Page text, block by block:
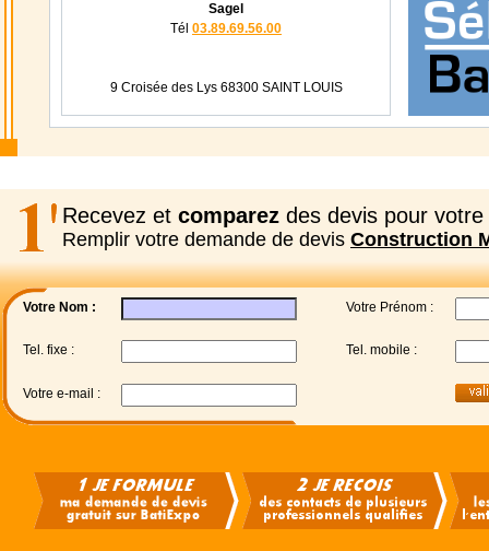
Sagel
Tél 03.89.69.56.00
9 Croisée des Lys 68300 SAINT LOUIS
Recevez et comparez des devis pour votre
Remplir votre demande de devis Construction
Votre Nom : Votre Prénom :
Tel. fixe : Tel. mobile :
Votre e-mail :